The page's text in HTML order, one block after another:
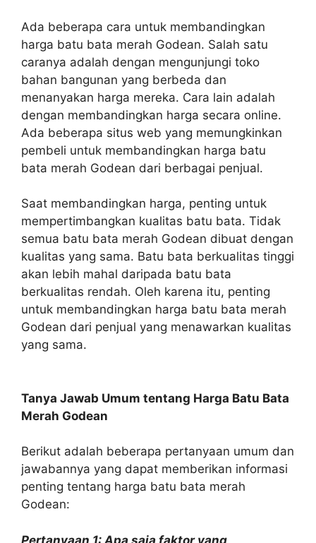
Ada beberapa cara untuk membandingkan
harga batu bata merah Godean. Salah satu
caranya adalah dengan mengunjungi toko
bahan bangunan yang berbeda dan
menanyakan harga mereka. Cara lain adalah
dengan membandingkan harga secara online.
Ada beberapa situs web yang memungkinkan
pembeli untuk membandingkan harga batu
bata merah Godean dari berbagai penjual.
Saat membandingkan harga, penting untuk
mempertimbangkan kualitas batu bata. Tidak
semua batu bata merah Godean dibuat dengan
kualitas yang sama. Batu bata berkualitas tinggi
akan lebih mahal daripada batu bata
berkualitas rendah. Oleh karena itu, penting
untuk membandingkan harga batu bata merah
Godean dari penjual yang menawarkan kualitas
yang sama.
Tanya Jawab Umum tentang Harga Batu Bata
Merah Godean
Berikut adalah beberapa pertanyaan umum dan
jawabannya yang dapat memberikan informasi
penting tentang harga batu bata merah
Godean:
Pertanyaan 1: Apa saja faktor yang